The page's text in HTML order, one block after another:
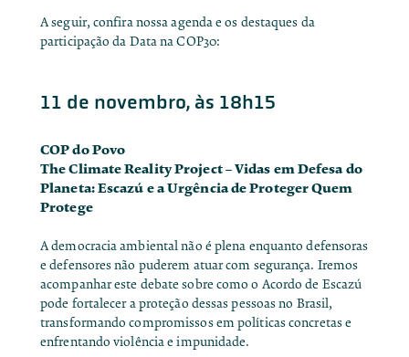
A seguir, confira nossa agenda e os destaques da
participação da Data na COP30:
11 de novembro, às 18h15
COP do Povo
The Climate Reality Project – Vidas em Defesa do
Planeta: Escazú e a Urgência de Proteger Quem
Protege
A democracia ambiental não é plena enquanto defensoras
e defensores não puderem atuar com segurança. Iremos
acompanhar este debate sobre como o Acordo de Escazú
pode fortalecer a proteção dessas pessoas no Brasil,
transformando compromissos em políticas concretas e
enfrentando violência e impunidade.